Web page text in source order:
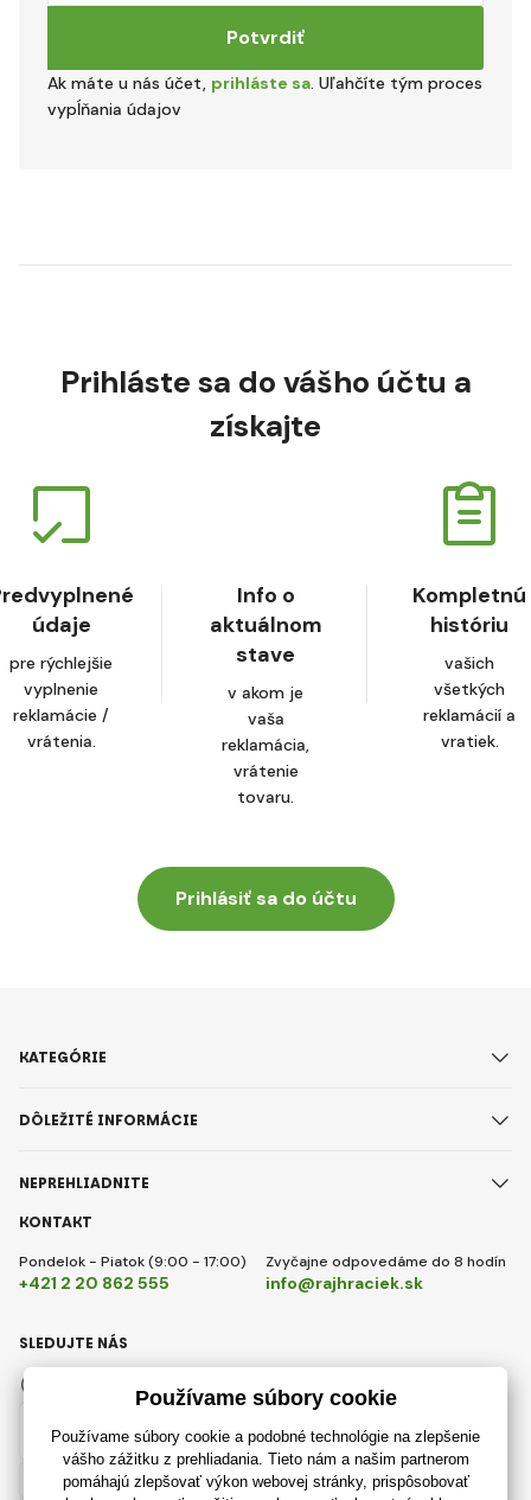
Potvrdiť
Ak máte u nás účet, prihláste sa. Uľahčíte tým proces
vypĺňania údajov
Prihláste sa do vášho účtu a
získajte
údaje
pre rýchlejšie
vyplnenie
reklamácie /
vrátenia.
Info o
aktuálnom
stave
v akom je
vaša
reklamácia,
vrátenie
tovaru.
Kompletnú
históriu
vašich
všetkých
reklamácií a
vratiek.
Prihlásiť sa do účtu
KONTAKT
Pondelok - Piatok (9:00 - 17:00)
+421 2 20 862 555
Zvyčajne odpovedáme do 8 hodín
info@rajhraciek.sk
KATEGÓRIE
DÔLEŽITÉ INFORMÁCIE
NEPREHLIADNITE
Slovensky
SLEDUJTE NÁS
Instagram